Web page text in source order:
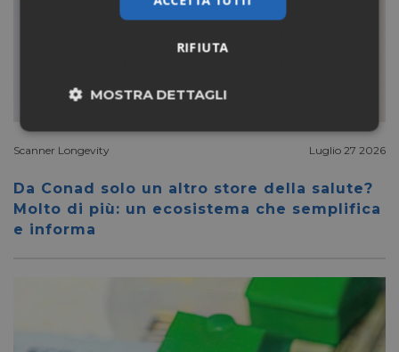
Scanner Longevity Luglio 27 2026
Da Conad solo un altro store della salute?
Molto di più: un ecosistema che semplifica
e informa
RIFIUTA
MOSTRA DETTAGLI
Necessari Marketing
Non classificati
Marketing Non classificati